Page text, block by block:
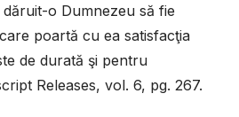
o Dumnezeu să fie
poartă cu ea satisfacţia
de durată şi pentru
Releases, vol. 6, pg. 267.